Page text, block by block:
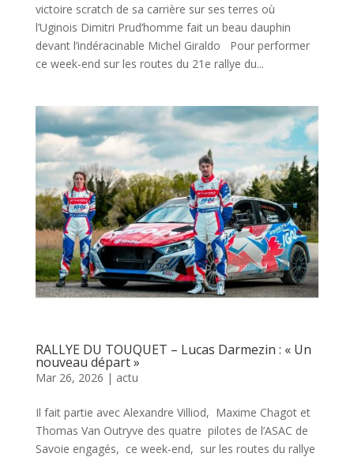
victoire scratch de sa carrière sur ses terres où
l’Uginois Dimitri Prud’homme fait un beau dauphin
devant l’indéracinable Michel Giraldo Pour performer
ce week-end sur les routes du 21e rallye du...
RALLYE DU TOUQUET – Lucas Darmezin : « Un
nouveau départ »
Mar 26, 2026 | actu
Il fait partie avec Alexandre Villiod, Maxime Chagot et
Thomas Van Outryve des quatre pilotes de l’ASAC de
Savoie engagés, ce week-end, sur les routes du rallye